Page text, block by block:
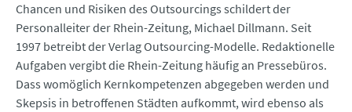
Chancen und Risiken des Outsourcings schildert der
Personalleiter der Rhein-Zeitung, Michael Dillmann. Seit
1997 betreibt der Verlag Outsourcing-Modelle. Redaktionelle
Aufgaben vergibt die Rhein-Zeitung häufig an Pressebüros.
Dass womöglich Kernkompetenzen abgegeben werden und
Skepsis in betroffenen Städten aufkommt, wird ebenso als